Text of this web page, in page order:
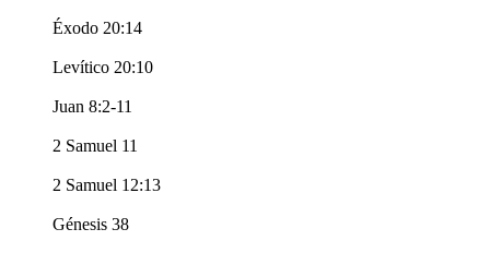
Éxodo 20:14
Levítico 20:10
Juan 8:2-11
2 Samuel 11
2 Samuel 12:13
Génesis 38